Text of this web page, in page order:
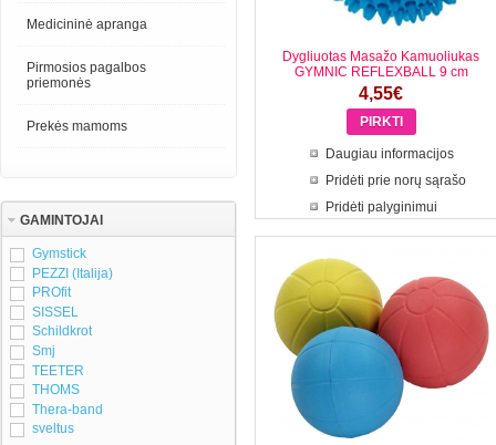
Medicininė apranga
Pirmosios pagalbos
priemonės
Prekės mamoms
GAMINTOJAI
Gymstick
PEZZI (Italija)
PROfit
SISSEL
Schildkrot
Smj
TEETER
THOMS
Thera-band
sveltus
Dygliuotas Masažo Kamuoliukas
GYMNIC REFLEXBALL 9 cm
4,55€
Daugiau informacijos
Pridėti prie norų sąrašo
Pridėti palyginimui